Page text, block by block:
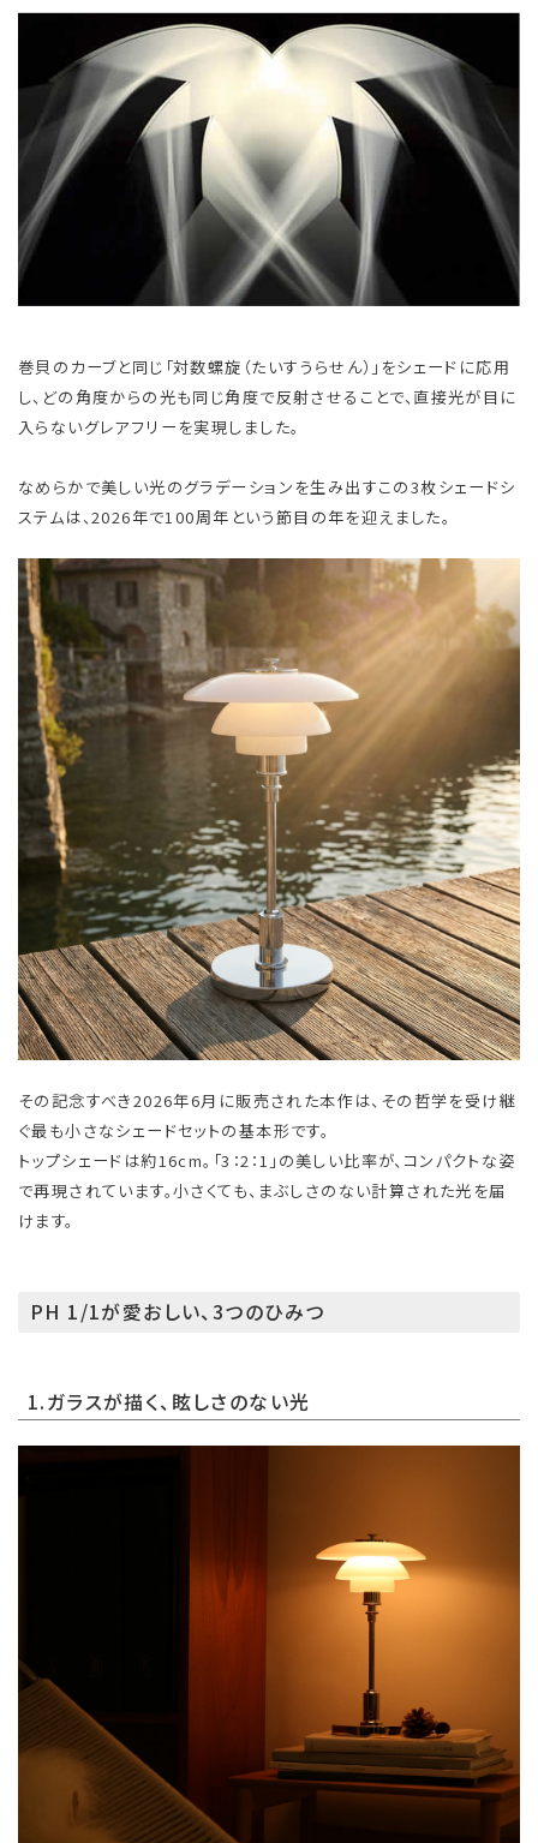
巻貝のカーブと同じ「対数螺旋（たいすうらせん）」をシェードに応用
し、どの角度からの光も同じ角度で反射させることで、直接光が目に
入らないグレアフリーを実現しました。
なめらかで美しい光のグラデーションを生み出すこの3枚シェードシ
ステムは、2026年で100周年という節目の年を迎えました。
その記念すべき2026年6月に販売された本作は、その哲学を受け継
ぐ最も小さなシェードセットの基本形です。
トップシェードは約16cm。「3：2：1」の美しい比率が、コンパクトな姿
で再現されています。小さくても、まぶしさのない計算された光を届
けます。
PH 1/1が愛おしい、3つのひみつ
1.ガラスが描く、眩しさのない光